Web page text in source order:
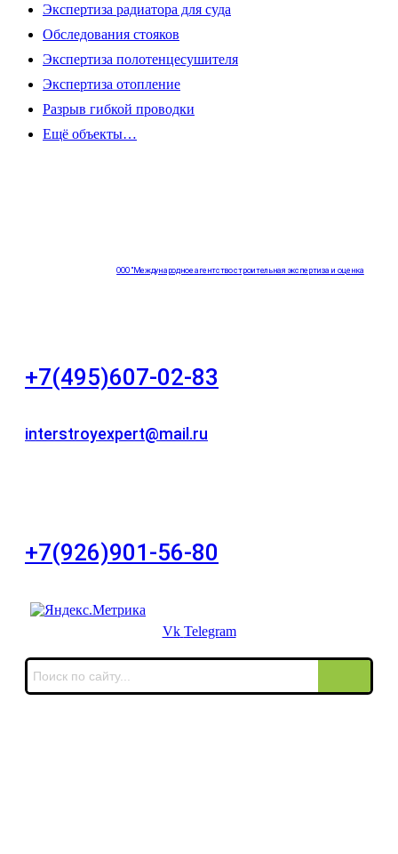
Экспертиза радиатора для суда
Обследования стояков
Экспертиза полотенцесушителя
Экспертиза отопление
Разрыв гибкой проводки
Ещё объекты…
ООО "Международное агентство строительная экспертиза и оценка
+7(495)607-02-83
interstroyexpert@mail.ru
+7(926)901-56-80
Vk Telegram